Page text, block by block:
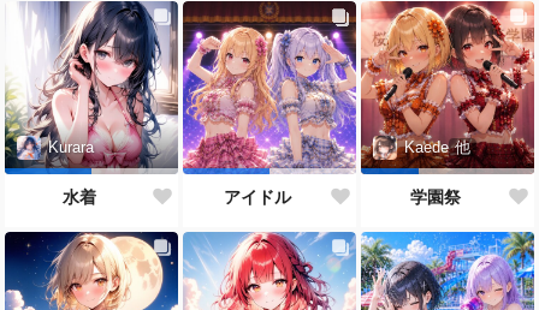
Kurara
水着 アイドル
Kaede 他
学園祭